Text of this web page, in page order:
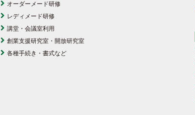
オーダーメード研修
レディメード研修
講堂・会議室利用
創業支援研究室・開放研究室
各種手続き・書式など